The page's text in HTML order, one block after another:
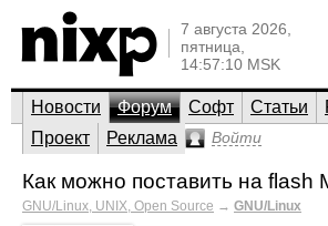
7 августа 2026,
пятница,
14:57:10 MSK
Новости Форум Софт Статьи
Проект
Реклама Войти
Как можно поставить на flash
GNU/Linux, UNIX, Open Source → GNU/Linux